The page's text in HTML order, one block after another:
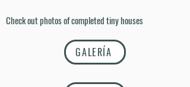
Check out photos of completedtiny houses
GALERÍA